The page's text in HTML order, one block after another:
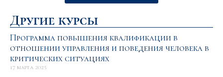
Другие курсы
Программа повышения квалификации в
отношении управления и поведения человека в
критических ситуациях
17 марта 2025